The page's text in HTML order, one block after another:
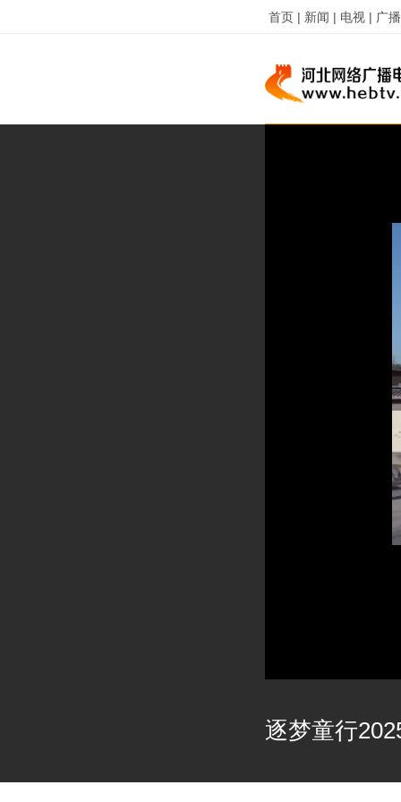
首页 | 新闻 | 电视 | 广
逐梦童行